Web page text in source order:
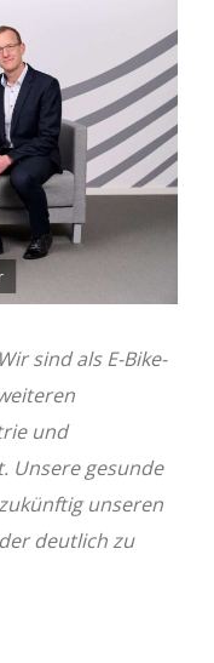
Wir sind als E-Bike-
und
Unsere gesunde
unseren
deutlich zu